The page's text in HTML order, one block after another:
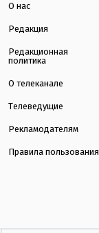
О нас
Редакция
Редакционная
политика
О телеканале
Телеведущие
Рекламодателям
Правила пользования